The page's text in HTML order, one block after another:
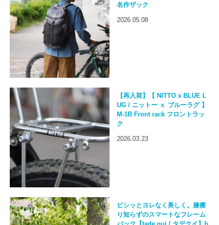
名作ザック
2026.05.08
【再入荷】【 NITTO x BLUE L
UG / ニットー ｘ ブルーラグ 】
M-1B Front rack フロントラッ
ク
2026.03.23
ビシッとヨレなく美しく。膝擦
り知らずのスマートなフレーム